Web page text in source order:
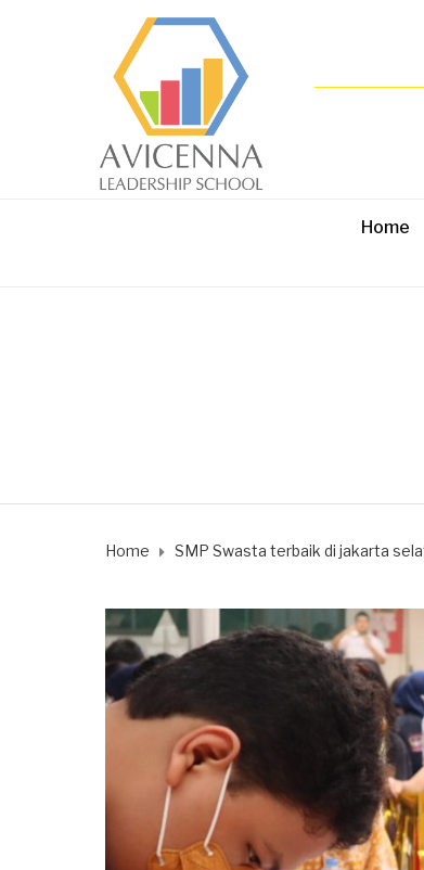
Home
Home SMP Swasta terbaik di jakarta